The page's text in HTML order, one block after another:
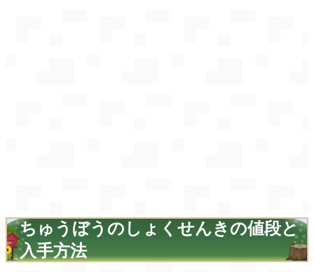
ちゅうぼうのしょくせんきの値段と
入手方法